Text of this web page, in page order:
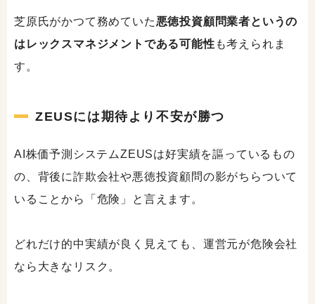
芝原氏がかつて務めていた 悪徳投資顧問業者というの
はレックスマネジメントである可能性 も考えられま
す。
ZEUSには期待より不安が勝つ
AI株価予測システムZEUSは好実績を謳っているもの
の、背後に詐欺会社や悪徳投資顧問の影がちらついて
いることから「危険」と言えます。
どれだけ的中実績が良く見えても、運営元が危険会社
なら大きなリスク。